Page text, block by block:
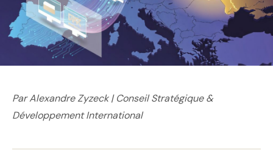
Par Alexandre Zyzeck | Conseil Stratégique &
Développement International